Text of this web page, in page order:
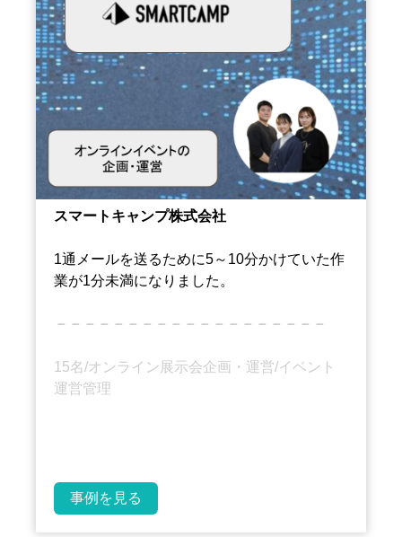
スマートキャンプ株式会社
1通メールを送るために5～10分かけていた作
業が1分未満になりました。
－－－－－－－－－－－－－－－－－－－
15名/オンライン展示会企画・運営/イベント
運営管理
事例を見る